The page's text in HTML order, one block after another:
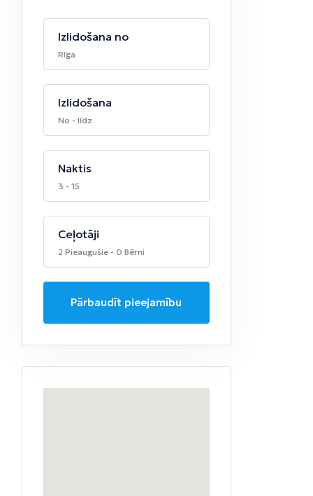
Izlidošana no
Rīga
Izlidošana
No - līdz
Naktis
3 - 15
Ceļotāji
2 Pieaugušie - 0 Bērni
Pārbaudīt pieejamību